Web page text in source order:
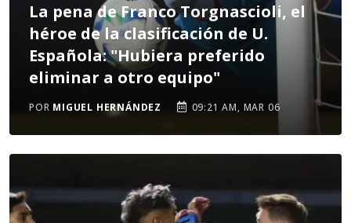
La pena de Franco Torgnascioli, el
héroe de la clasificación de U.
Española: "Hubiera preferido
eliminar a otro equipo"
POR MIGUEL HERNÁNDEZ 09:21 AM, MAR 06